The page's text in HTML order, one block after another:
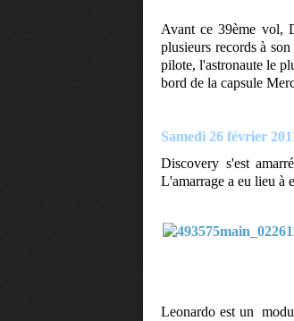
Avant ce 39ème vol,
plusieurs records à
pilote, l'astronaute le
bord de la capsule
Samedi 26 février
Discovery s'est
L'amarrage a eu lieu à
Leonardo est un